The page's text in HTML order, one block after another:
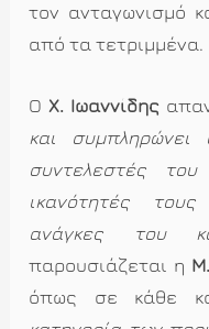
τον ανταγωνισμό
από τα τετριμμένα.
ΟΧ. Ιωαννίδης
και
συντελεστές
ικανότητές
ανάγκες του
παρουσιάζεται η
όπως σε κάθε